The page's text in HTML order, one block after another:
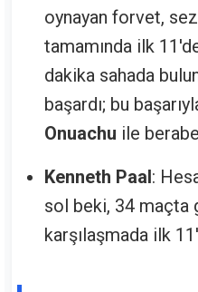
oynayan forvet,
tamamında ilk
dakika sahada
başardı; bu
Onuachu ile
Kenneth Paal:
sol beki, 34 maçta
karşılaşmada ilk